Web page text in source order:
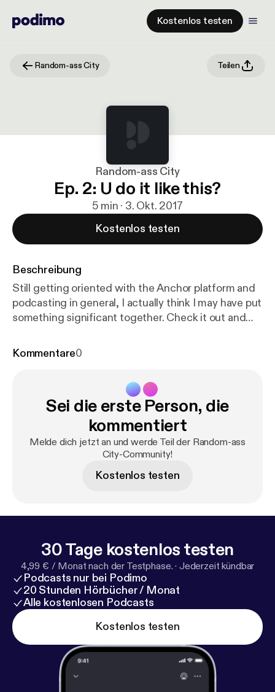
Kostenlos testen
Random-ass City Teilen
Random-ass City
Ep. 2: U do it like this?
5 min · 3. Okt. 2017
Kostenlos testen
Beschreibung
Still getting oriented with the Anchor platform and
podcasting in general, I actually think I may have put
something significant together. Check it out and
Kommentare0
Sei die erste Person, die
kommentiert
Melde dich jetzt an und werde Teil der Random-ass
City-Community!
Kostenlos testen
30 Tage kostenlos testen
4,99 € / Monat nach der Testphase. · Jederzeit kündbar
Podcasts nur bei Podimo
20 Stunden Hörbücher / Monat
Alle kostenlosen Podcasts
Kostenlos testen